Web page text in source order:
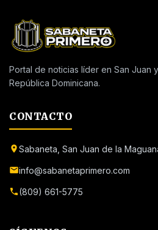
Portal de noticias líder en San Juan
República Dominicana.
CONTACTO
Sabaneta, San Juan de la
info@sabanetaprimero.com
(809) 661-5775